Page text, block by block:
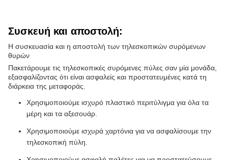
Η συσκευασία και η αποστολή των τηλεσκοπικών συρόμενων
Πακετάρουμε τις τηλεσκοπικές συρόμενες πύλες σαν μία μονάδα,
εξασφαλίζοντας ότι είναι ασφαλείς και προστατευμένες κατά τη
διάρκεια της μεταφοράς.
Χρησιμοποιούμε ισχυρό πλαστικό περιτύλιγμα για όλα τα
Χρησιμοποιούμε ισχυρά χαρτόνια για να ασφαλίσουμε την
Χρησιμοποιούμε ασφαλή παλέτες για να προστατεύσουμε